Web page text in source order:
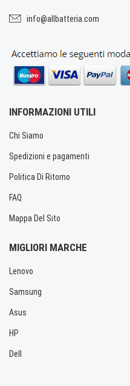
info@allbatteria.com
INFORMAZIONI UTILI
Chi Siamo
Spedizioni e pagamenti
Politica Di Ritorno
FAQ
Mappa Del Sito
MIGLIORI MARCHE
Lenovo
Samsung
Asus
HP
Dell